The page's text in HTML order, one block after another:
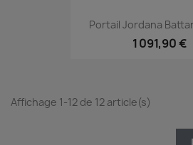
Portail Jordana
1 091,90 €
Affichage 1-12 de 12 article(s)